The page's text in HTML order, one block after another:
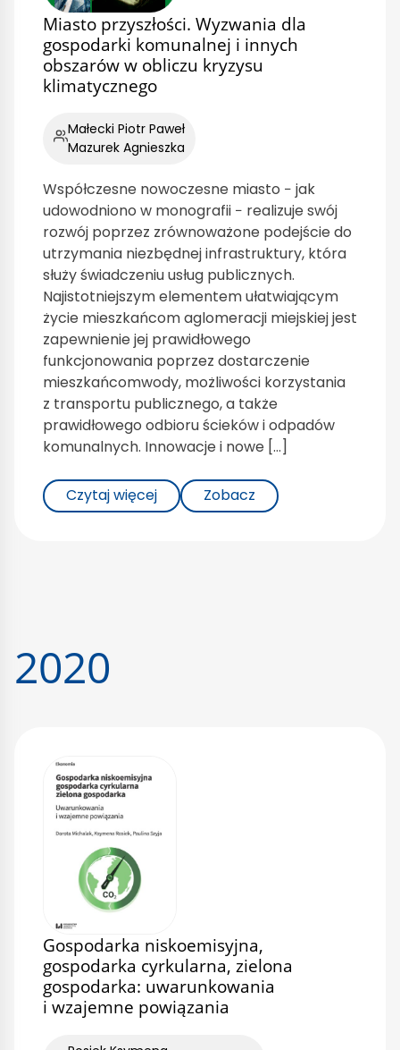
Miasto przyszłości. Wyzwania dla
gospodarki komunalnej i innych
obszarów w obliczu kryzysu
klimatycznego
Małecki Piotr Paweł
Mazurek Agnieszka
Współczesne nowoczesne miasto − jak
udowodniono w monografii − realizuje swój
rozwój poprzez zrównoważone podejście do
utrzymania niezbędnej infrastruktury, która
służy świadczeniu usług publicznych.
Najistotniejszym elementem ułatwiającym
życie mieszkańcom aglomeracji miejskiej jest
zapewnienie jej prawidłowego
funkcjonowania poprzez dostarczenie
mieszkańcomwody, możliwości korzystania
z transportu publicznego, a także
prawidłowego odbioru ścieków i odpadów
komunalnych. Innowacje i nowe […]
Czytaj więcej Zobacz
2020
Gospodarka niskoemisyjna,
gospodarka cyrkularna, zielona
gospodarka: uwarunkowania
i wzajemne powiązania